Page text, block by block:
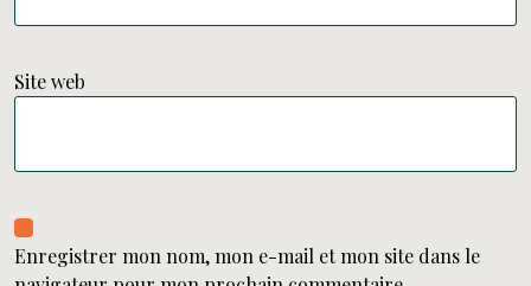
Site web
Enregistrer mon nom, mon e-mail et mon site dans le